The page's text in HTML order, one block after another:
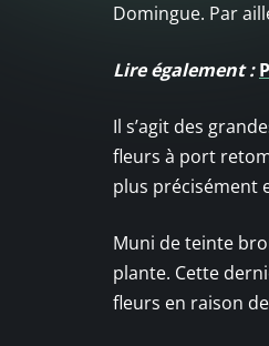
Domingue. Par
Lire également :
Il s’agit des
fleurs à port
plus précisément
Muni de teinte
plante. Cette
fleurs en raison